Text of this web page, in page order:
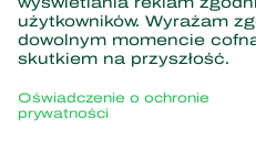
Partnerstwo z naturą
Drapieżne roztocza
O firmie Koppert